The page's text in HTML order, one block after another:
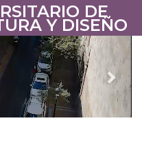
DE
Y DISEÑO
Next